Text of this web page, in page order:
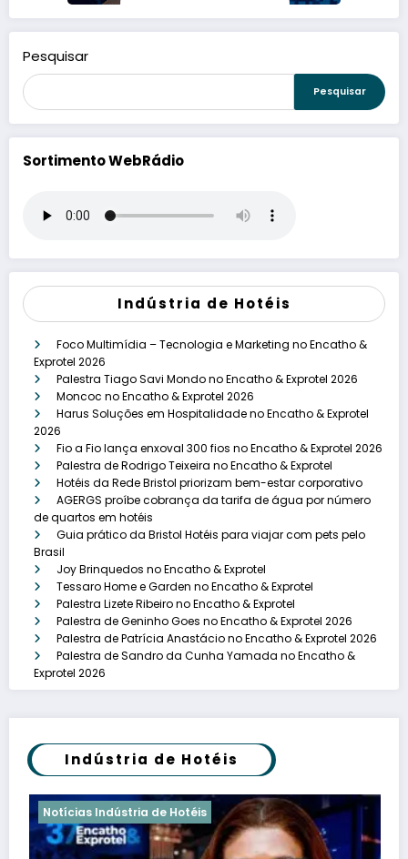
Pesquisar
Pesquisar
Sortimento WebRádio
Indústria de Hotéis
Foco Multimídia – Tecnologia e Marketing no Encatho &
Exprotel 2026
Palestra Tiago Savi Mondo no Encatho & Exprotel 2026
Moncoc no Encatho & Exprotel 2026
Harus Soluções em Hospitalidade no Encatho & Exprotel
2026
Fio a Fio lança enxoval 300 fios no Encatho & Exprotel 2026
Palestra de Rodrigo Teixeira no Encatho & Exprotel
Hotéis da Rede Bristol priorizam bem-estar corporativo
AGERGS proíbe cobrança da tarifa de água por número
de quartos em hotéis
Guia prático da Bristol Hotéis para viajar com pets pelo
Brasil
Joy Brinquedos no Encatho & Exprotel
Tessaro Home e Garden no Encatho & Exprotel
Palestra Lizete Ribeiro no Encatho & Exprotel
Palestra de Geninho Goes no Encatho & Exprotel 2026
Palestra de Patrícia Anastácio no Encatho & Exprotel 2026
Palestra de Sandro da Cunha Yamada no Encatho &
Exprotel 2026
Indústria de Hotéis
Notícias Indústria de Hotéis